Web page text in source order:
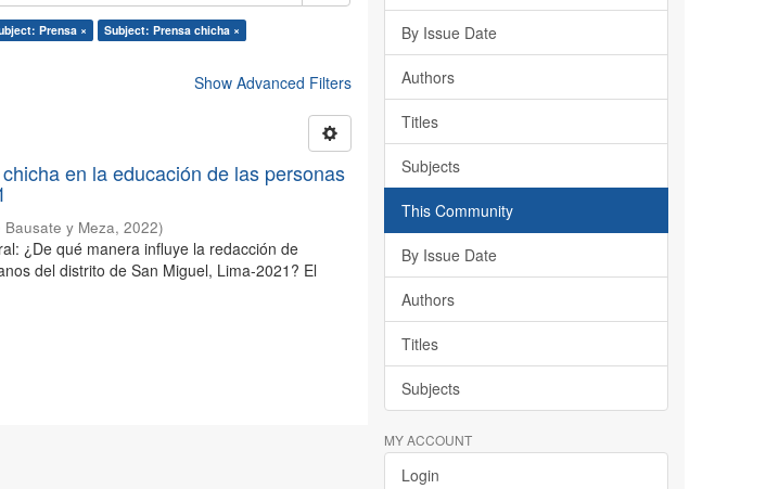
Prensa ×
Subject: Prensa chicha ×
Show Advanced Filters
en la educación de las personas
Bausate y Meza,2022)
¿De qué manera influye la redacción de
del distrito de San Miguel, Lima-2021? El
By Issue Date
Authors
Titles
Subjects
This Community
By Issue Date
Authors
Titles
Subjects
MY ACCOUNT
Login